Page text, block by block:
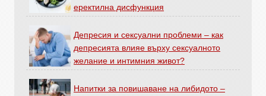
еректилна дисфункция
Депресия и сексуални проблеми – как
депресията влияе върху сексуалното
желание и интимния живот?
Напитки за повишаване на либидото –